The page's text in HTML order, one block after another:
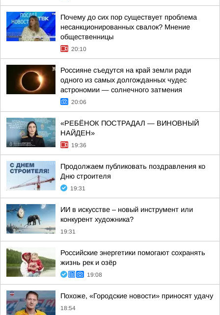
Почему до сих пор существует проблема
несанкционированных свалок? Мнение
общественницы
20:10
Россияне съедутся на край земли ради
одного из самых долгожданных чудес
астрономии — солнечного затмения
20:06
«РЕБЁНОК ПОСТРАДАЛ — ВИНОВНЫЙ
НАЙДЕН»
19:36
Продолжаем публиковать поздравления ко
Дню строителя
19:31
ИИ в искусстве – новый инструмент или
конкурент художника?
19:31
Российские энергетики помогают сохранять
жизнь рек и озёр
19:08
Похоже, «Городские новости» приносят удачу
18:54